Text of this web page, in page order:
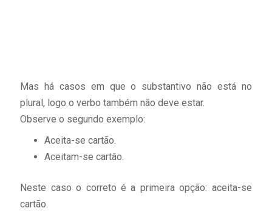
Mas há casos em que o substantivo não está no
plural, logo o verbo também não deve estar.
Observe o segundo exemplo:
Aceita-se cartão.
Aceitam-se cartão.
Neste caso o correto é a primeira opção: aceita-se
cartão.